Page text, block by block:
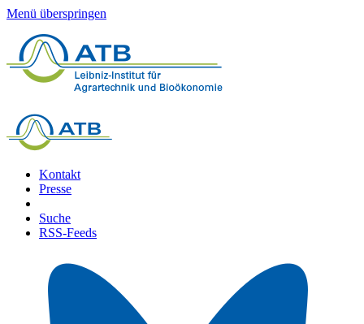
Menü überspringen
Kontakt
Presse
Suche
RSS-Feeds